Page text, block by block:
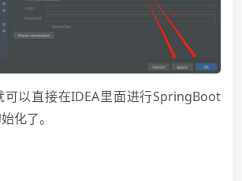
可以直接在IDEA里面进行SpringBoot
化了。